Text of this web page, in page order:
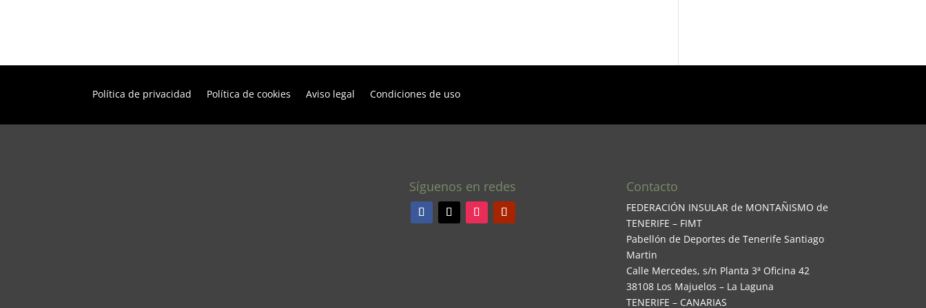
Política de privacidad Política de cookies Aviso legal Condiciones de uso
Síguenos en redes Contacto
FEDERACIÓN INSULAR de MONTAÑISMO de
TENERIFE – FIMT
Pabellón de Deportes de Tenerife Santiago
Martin
Calle Mercedes, s/n Planta 3ª Oficina 42
38108 Los Majuelos – La Laguna
TENERIFE – CANARIAS